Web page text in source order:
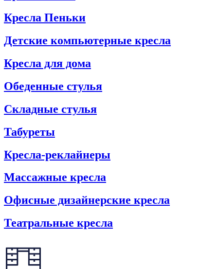
Кресла Пеньки
Детские компьютерные кресла
Кресла для дома
Обеденные стулья
Складные стулья
Табуреты
Кресла-реклайнеры
Массажные кресла
Офисные дизайнерские кресла
Театральные кресла